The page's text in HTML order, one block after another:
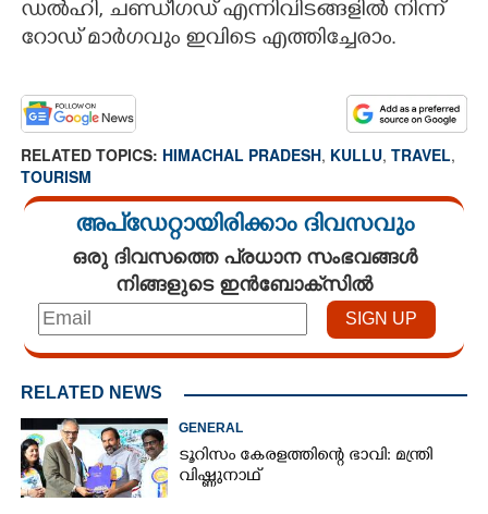
ഡൽഹി, ചണ്ഡീഗഡ് എന്നിവിടങ്ങളിൽ നിന്ന്
റോഡ് മാർഗവും ഇവിടെ എത്തിച്ചേരാം.
RELATED TOPICS: HIMACHAL PRADESH, KULLU, TRAVEL,
TOURISM
അപ്ഡേറ്റായിരിക്കാം ദിവസവും
ഒരു ദിവസത്തെ പ്രധാന സംഭവങ്ങൾ
നിങ്ങളുടെ ഇൻബോക്സിൽ
RELATED NEWS
GENERAL
ടൂറിസം കേരളത്തിന്റെ ഭാവി: മന്ത്രി
വിഷ്ണുനാഥ്